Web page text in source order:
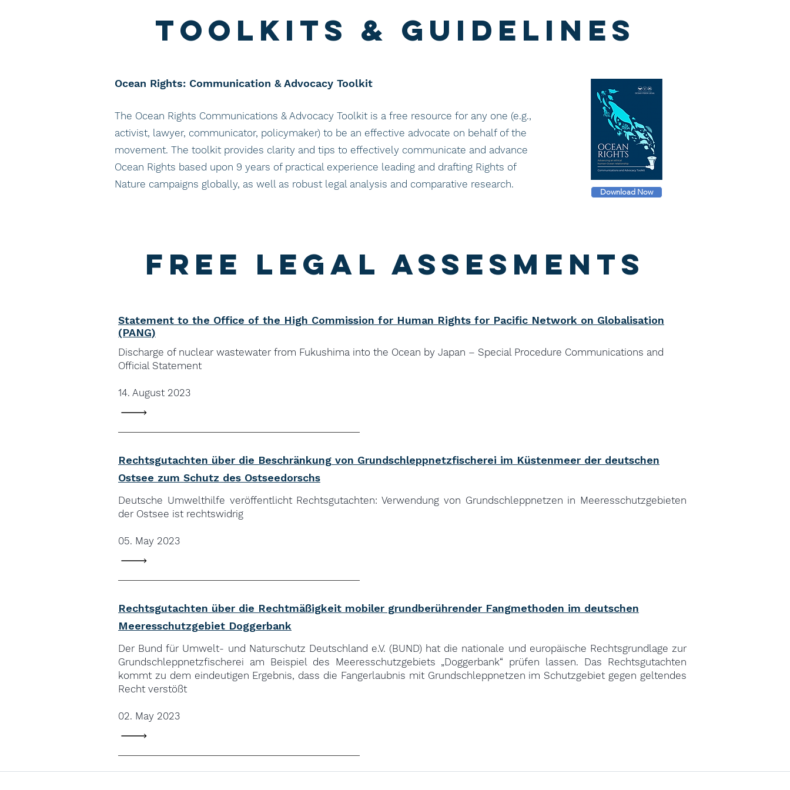
Toolkits & guidelines
Ocean Rights: Communication & Advocacy Toolkit
The Ocean Rights Communications & Advocacy Toolkit is a free resource for any one (e.g.,
activist, lawyer, communicator, policymaker) to be an effective advocate on behalf of the
movement. The toolkit provides clarity and tips to effectively communicate and advance
Ocean Rights based upon 9 years of practical experience leading and drafting Rights of
Nature campaigns globally, as well as robust legal analysis and comparative research.
Download Now
Free legal assesments
Statement to the Office of the High Commission for Human Rights for Pacific Network on Globalisation
(PANG)
Discharge of nuclear wastewater from Fukushima into the Ocean by Japan – Special Procedure Communications and
Official Statement
14. August 2023
Rechtsgutachten über die Beschränkung von Grundschleppnetzfischerei im Küstenmeer der deutschen
Ostsee zum Schutz des Ostseedorschs
Deutsche Umwelthilfe veröffentlicht Rechtsgutachten: Verwendung von Grundschleppnetzen in Meeresschutzgebieten
der Ostsee ist rechtswidrig
05. May 2023
Rechtsgutachten über die Rechtmäßigkeit mobiler grundberührender Fangmethoden im deutschen
Meeresschutzgebiet Doggerbank
Der Bund für Umwelt- und Naturschutz Deutschland e.V. (BUND) hat die nationale und europäische Rechtsgrundlage zur
Grundschleppnetzfischerei am Beispiel des Meeresschutzgebiets „Doggerbank“ prüfen lassen. Das Rechtsgutachten
kommt zu dem eindeutigen Ergebnis, dass die Fangerlaubnis mit Grundschleppnetzen im Schutzgebiet gegen geltendes
Recht verstößt
02. May 2023